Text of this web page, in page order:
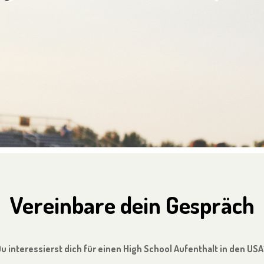
Vereinbare dein Gespräch
interessierst dich für einen High School Aufenthalt in den